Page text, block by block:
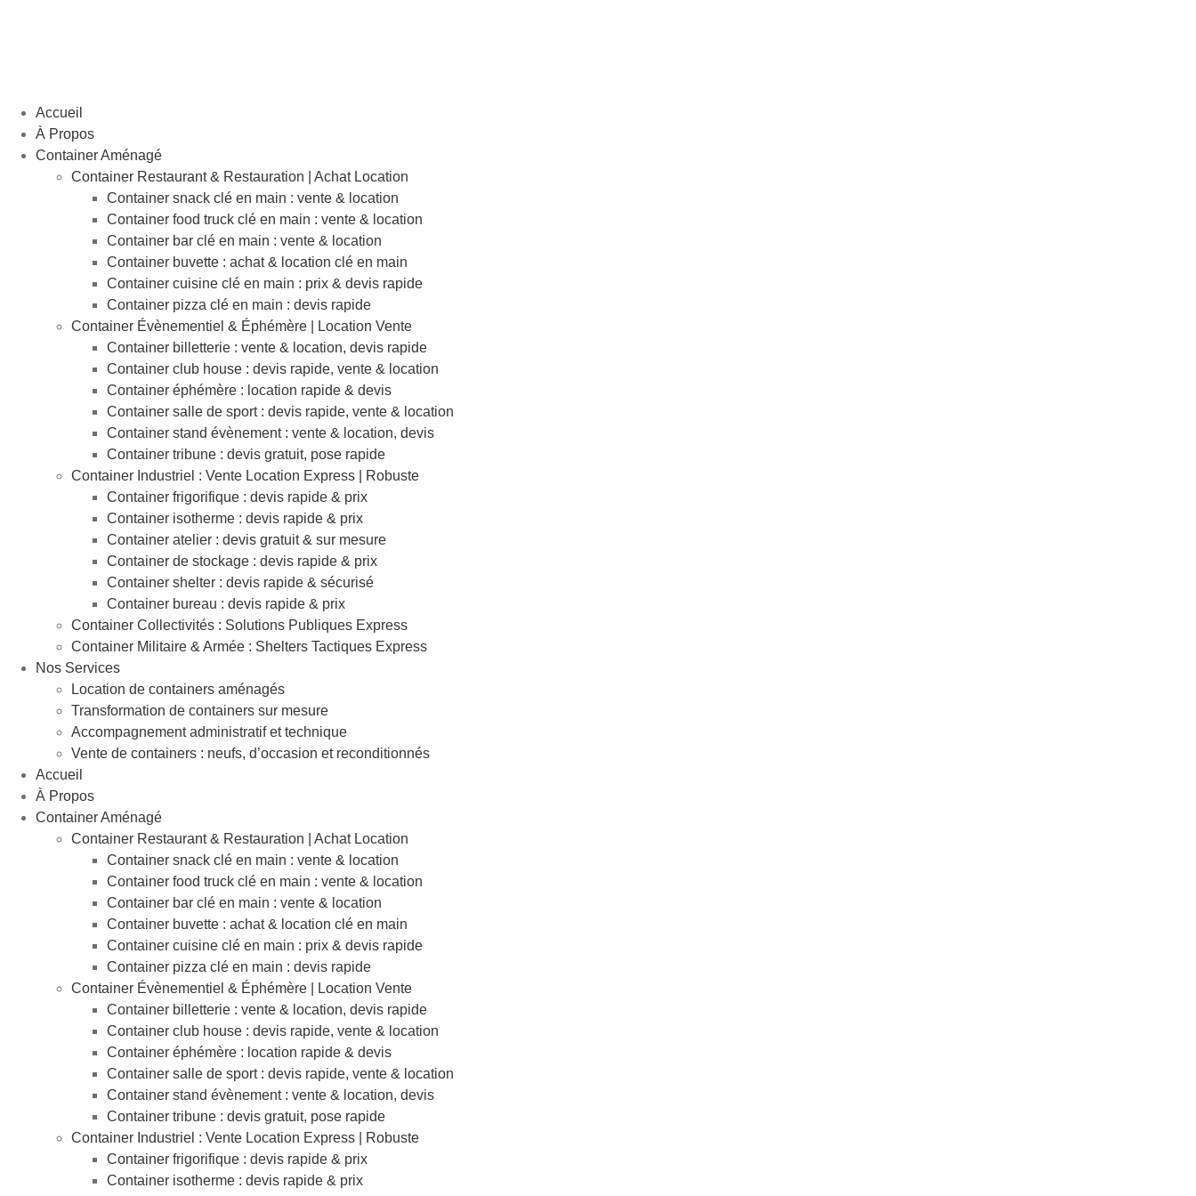
Accueil
À Propos
Container Aménagé
Container Restaurant & Restauration | Achat Location
Container snack clé en main : vente & location
Container food truck clé en main : vente & location
Container bar clé en main : vente & location
Container buvette : achat & location clé en main
Container cuisine clé en main : prix & devis rapide
Container pizza clé en main : devis rapide
Container Évènementiel & Éphémère | Location Vente
Container billetterie : vente & location, devis rapide
Container club house : devis rapide, vente & location
Container éphémère : location rapide & devis
Container salle de sport : devis rapide, vente & location
Container stand évènement : vente & location, devis
Container tribune : devis gratuit, pose rapide
Container Industriel : Vente Location Express | Robuste
Container frigorifique : devis rapide & prix
Container isotherme : devis rapide & prix
Container atelier : devis gratuit & sur mesure
Container de stockage : devis rapide & prix
Container shelter : devis rapide & sécurisé
Container bureau : devis rapide & prix
Container Collectivités : Solutions Publiques Express
Container Militaire & Armée : Shelters Tactiques Express
Nos Services
Location de containers aménagés
Transformation de containers sur mesure
Accompagnement administratif et technique
Vente de containers : neufs, d’occasion et reconditionnés
Accueil
À Propos
Container Aménagé
Container Restaurant & Restauration | Achat Location
Container snack clé en main : vente & location
Container food truck clé en main : vente & location
Container bar clé en main : vente & location
Container buvette : achat & location clé en main
Container cuisine clé en main : prix & devis rapide
Container pizza clé en main : devis rapide
Container Évènementiel & Éphémère | Location Vente
Container billetterie : vente & location, devis rapide
Container club house : devis rapide, vente & location
Container éphémère : location rapide & devis
Container salle de sport : devis rapide, vente & location
Container stand évènement : vente & location, devis
Container tribune : devis gratuit, pose rapide
Container Industriel : Vente Location Express | Robuste
Container frigorifique : devis rapide & prix
Container isotherme : devis rapide & prix